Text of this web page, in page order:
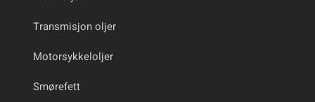
Transmisjon oljer
Motorsykkeloljer
Smørefett